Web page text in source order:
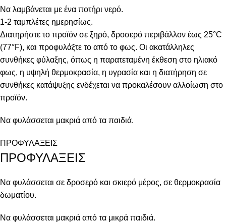
Να λαμβάνεται με ένα ποτήρι νερό.
1-2 ταμπλέτες ημερησίως.
Διατηρήστε το προϊόν σε ξηρό, δροσερό περιβάλλον έως 25°C
(77°F), και προφυλάξτε το από το φως. Οι ακατάλληλες
συνθήκες φύλαξης, όπως η παρατεταμένη έκθεση στο ηλιακό
φως, η υψηλή θερμοκρασία, η υγρασία και η διατήρηση σε
συνθήκες κατάψυξης ενδέχεται να προκαλέσουν αλλοίωση στο
προϊόν.
Να φυλάσσεται μακριά από τα παιδιά.
ΠΡΟΦΥΛΑΞΕΙΣ
ΠΡΟΦΥΛΑΞΕΙΣ
Να φυλάσσεται σε δροσερό και σκιερό μέρος, σε θερμοκρασία
δωματίου.
Να φυλάσσεται μακριά από τα μικρά παιδιά.